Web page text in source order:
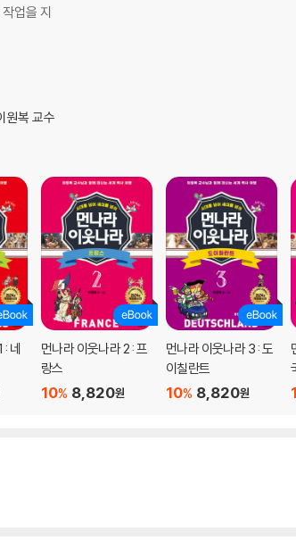
업을 지
원복 교수
: 네
먼나라 이웃나라 2 : 프
랑스
8,820원
10%
먼나라 이웃나라 3 : 도
이칠란트
8,820원
10%